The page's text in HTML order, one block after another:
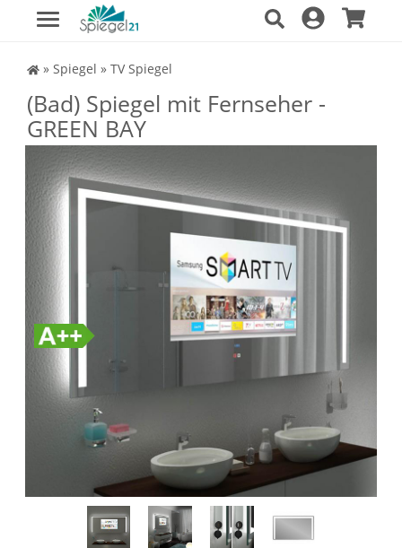
Spiegel Shop
» Spiegel » TV Spiegel
(Bad) Spiegel mit Fernseher -
GREEN BAY